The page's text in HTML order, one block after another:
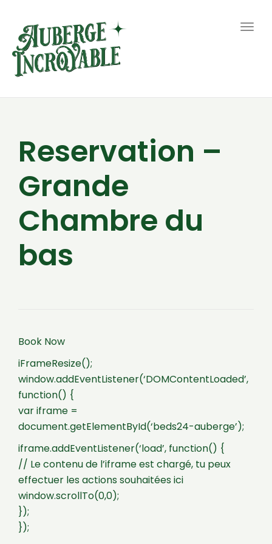
Reservation –
Grande
Chambre du
bas
Book Now
iFrameResize();
window.addEventListener(‘DOMContentLoaded’,
function() {
var iframe =
document.getElementById(‘beds24-auberge’);
iframe.addEventListener(‘load’, function() {
// Le contenu de l’iframe est chargé, tu peux
effectuer les actions souhaitées ici
window.scrollTo(0,0);
});
});